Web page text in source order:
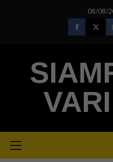
08/08/
Facebook
Menu